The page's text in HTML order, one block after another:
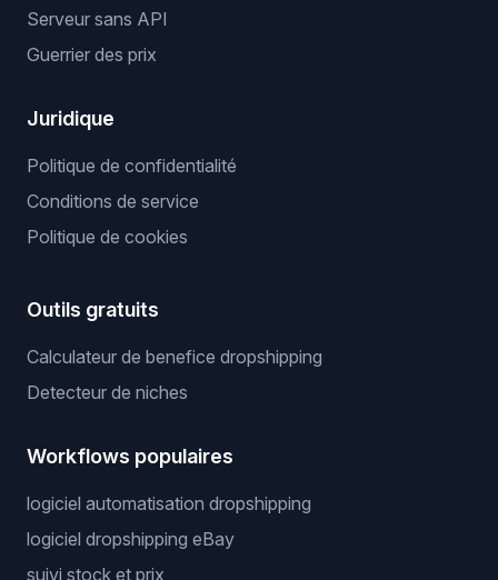
Serveur sans API
Guerrier des prix
Juridique
Politique de confidentialité
Conditions de service
Politique de cookies
Outils gratuits
Calculateur de benefice dropshipping
Detecteur de niches
Workflows populaires
logiciel automatisation dropshipping
logiciel dropshipping eBay
suivi stock et prix